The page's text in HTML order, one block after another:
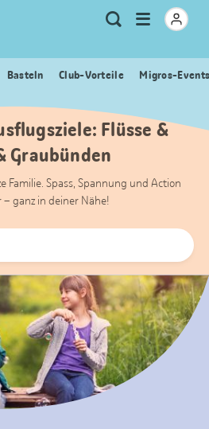
Meta
Navigation
Suche
Menu
öffnen
Basteln Club-Vorteile Migros-
Flüsse &
Graubünden
Familie. Spass, Spannung und Action
ganz in deiner Nähe!